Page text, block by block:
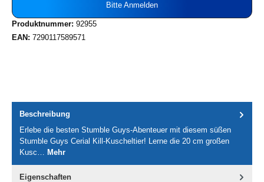
Bitte Anmelden
Produktnummer: 92955
EAN: 7290117589571
Beschreibung
Erlebe die besten Stumble Guys-Abenteuer mit diesem süßen
Stumble Guys Cerial Kill-Kuscheltier! Lerne die 20 cm großen
Kusc…
Mehr
Eigenschaften